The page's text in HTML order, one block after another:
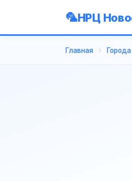
НРЦ
Главная Города